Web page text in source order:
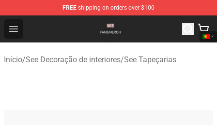
FREE shipping on orders over $100
Open menu
See Shop - Official See Merchandise Store
Início/See Decoração de interiores/See Tapeçarias